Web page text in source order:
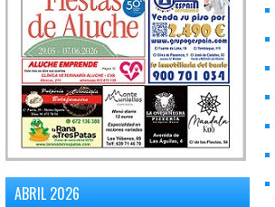
ABRIL 2026